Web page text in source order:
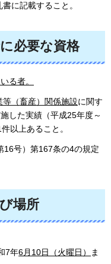
に記載すること。
必要な資格
る者。
等（畜産）関係施設に関す
した実績（平成25年度～
以上あること。
16号）第167条の4の規定
場所
7年6月10日（火曜日）
ま